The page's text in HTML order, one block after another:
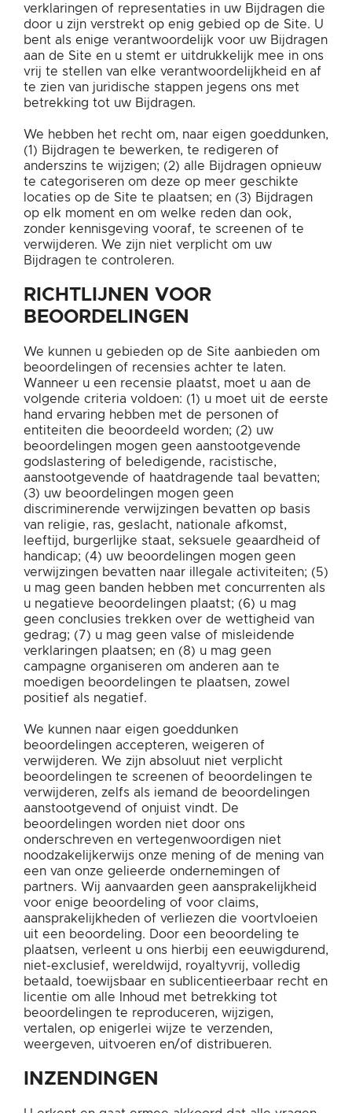
verklaringen of representaties in uw Bijdragen die
door u zijn verstrekt op enig gebied op de Site. U
bent als enige verantwoordelijk voor uw Bijdragen
aan de Site en u stemt er uitdrukkelijk mee in ons
vrij te stellen van elke verantwoordelijkheid en af
te zien van juridische stappen jegens ons met
betrekking tot uw Bijdragen.
We hebben het recht om, naar eigen goeddunken,
(1) Bijdragen te bewerken, te redigeren of
anderszins te wijzigen; (2) alle Bijdragen opnieuw
te categoriseren om deze op meer geschikte
locaties op de Site te plaatsen; en (3) Bijdragen
op elk moment en om welke reden dan ook,
zonder kennisgeving vooraf, te screenen of te
verwijderen. We zijn niet verplicht om uw
Bijdragen te controleren.
RICHTLIJNEN VOOR
BEOORDELINGEN
We kunnen u gebieden op de Site aanbieden om
beoordelingen of recensies achter te laten.
Wanneer u een recensie plaatst, moet u aan de
volgende criteria voldoen: (1) u moet uit de eerste
hand ervaring hebben met de personen of
entiteiten die beoordeeld worden; (2) uw
beoordelingen mogen geen aanstootgevende
godslastering of beledigende, racistische,
aanstootgevende of haatdragende taal bevatten;
(3) uw beoordelingen mogen geen
discriminerende verwijzingen bevatten op basis
van religie, ras, geslacht, nationale afkomst,
leeftijd, burgerlijke staat, seksuele geaardheid of
handicap; (4) uw beoordelingen mogen geen
verwijzingen bevatten naar illegale activiteiten; (5)
u mag geen banden hebben met concurrenten als
u negatieve beoordelingen plaatst; (6) u mag
geen conclusies trekken over de wettigheid van
gedrag; (7) u mag geen valse of misleidende
verklaringen plaatsen; en (8) u mag geen
campagne organiseren om anderen aan te
moedigen beoordelingen te plaatsen, zowel
positief als negatief.
We kunnen naar eigen goeddunken
beoordelingen accepteren, weigeren of
verwijderen. We zijn absoluut niet verplicht
beoordelingen te screenen of beoordelingen te
verwijderen, zelfs als iemand de beoordelingen
aanstootgevend of onjuist vindt. De
beoordelingen worden niet door ons
onderschreven en vertegenwoordigen niet
noodzakelijkerwijs onze mening of de mening van
een van onze gelieerde ondernemingen of
partners. Wij aanvaarden geen aansprakelijkheid
voor enige beoordeling of voor claims,
aansprakelijkheden of verliezen die voortvloeien
uit een beoordeling. Door een beoordeling te
plaatsen, verleent u ons hierbij een eeuwigdurend,
niet-exclusief, wereldwijd, royaltyvrij, volledig
betaald, toewijsbaar en sublicentieerbaar recht en
licentie om alle Inhoud met betrekking tot
beoordelingen te reproduceren, wijzigen,
vertalen, op enigerlei wijze te verzenden,
weergeven, uitvoeren en/of distribueren.
INZENDINGEN